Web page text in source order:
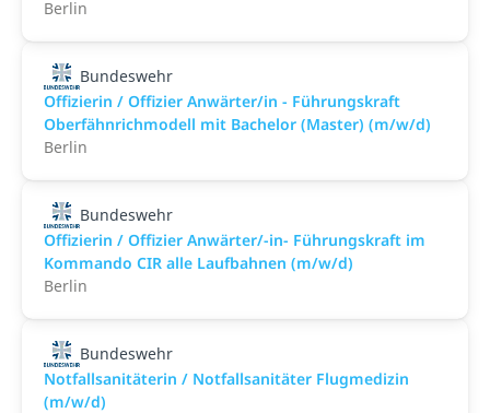
Berlin
Bundeswehr
Offizierin / Offizier Anwärter/in - Führungskraft
Oberfähnrichmodell mit Bachelor (Master) (m/w/d)
Berlin
Bundeswehr
Offizierin / Offizier Anwärter/-in- Führungskraft im
Kommando CIR alle Laufbahnen (m/w/d)
Berlin
Bundeswehr
Notfallsanitäterin / Notfallsanitäter Flugmedizin
(m/w/d)